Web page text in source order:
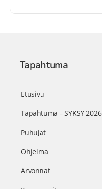
Tapahtuma
Etusivu
Tapahtuma – SYKSY 2026
Puhujat
Ohjelma
Arvonnat